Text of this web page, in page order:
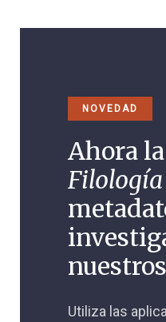
NOVEDAD
Ahora la
Utiliza las